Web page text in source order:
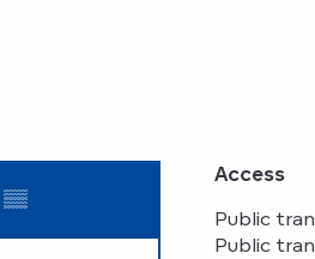
▒▒
Access
Access
Public
Public